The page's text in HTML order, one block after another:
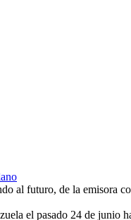
al futuro, de la emisora
el pasado 24 de junio